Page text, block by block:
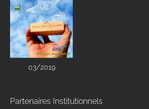
03/2019
Partenaires Institutionnels